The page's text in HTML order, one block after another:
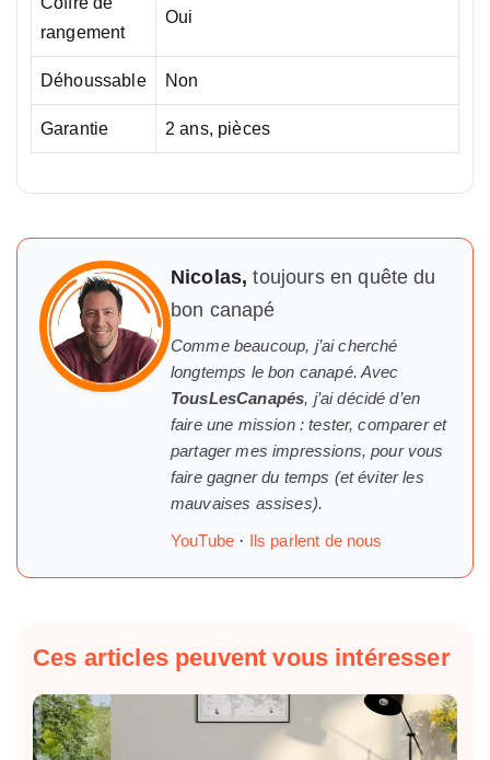
rangement
Oui
Déhoussable Non
Garantie 2 ans, pièces
Nicolas,toujours en quête du
bon canapé
Comme beaucoup, j’ai cherché
longtemps lebon canapé. Avec
TousLesCanapés, j’ai décidé d’en
faire une mission : tester, comparer et
partager mes impressions, pour vous
faire gagner du temps (et éviter les
mauvaises assises).
YouTube · Ils parlent de nous
Ces articles peuvent vous intéresser